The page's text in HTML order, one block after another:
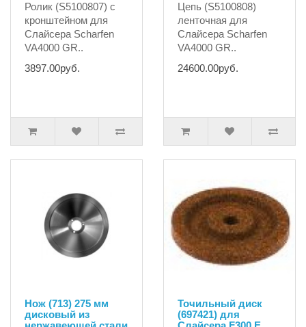
Ролик (S5100807) с
кронштейном для
Слайсера Scharfen
VA4000 GR..
3897.00руб.
Цепь (S5100808)
ленточная для
Слайсера Scharfen
VA4000 GR..
24600.00руб.
Нож (713) 275 мм
дисковый из
Точильный диск
(697421) для